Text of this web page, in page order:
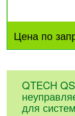
Цена по
QTECH
для